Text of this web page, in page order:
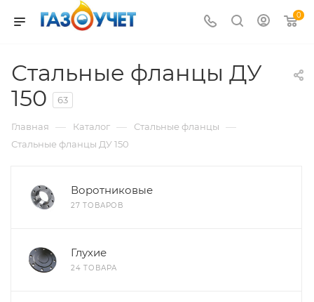
0
Стальные фланцы ДУ
150
63
Главная — Каталог — Стальные фланцы —
Стальные фланцы ДУ 150
Воротниковые
27 ТОВАРОВ
Глухие
24 ТОВАРА